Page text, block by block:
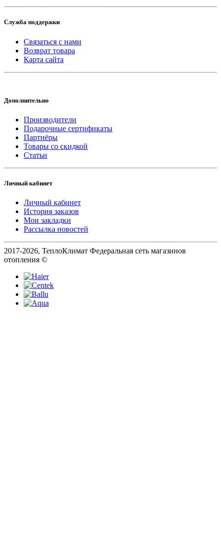
Служба поддержки
Связаться с нами
Возврат товара
Карта сайта
Дополнительно
Производители
Подарочные сертификаты
Партнёры
Товары со скидкой
Статьи
Личный кабинет
Личный кабинет
История заказов
Мои закладки
Рассылка новостей
2017-2026, ТеплоКлимат Федеральная сеть магазинов
отопления ©